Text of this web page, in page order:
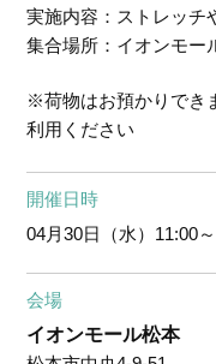
実施内容：ストレッチ
集合場所：イオンモー
※荷物はお預かりでき
利用ください
開催日時
04月30日（水） 11:00
会場
イオンモール松本